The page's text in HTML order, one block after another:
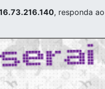
, responda